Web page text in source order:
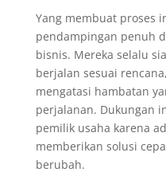
Yang membuat proses
pendampingan penuh
bisnis. Mereka selalu
berjalan sesuai
mengatasi hambatan
perjalanan. Dukungan
pemilik usaha karena
memberikan solusi
berubah.